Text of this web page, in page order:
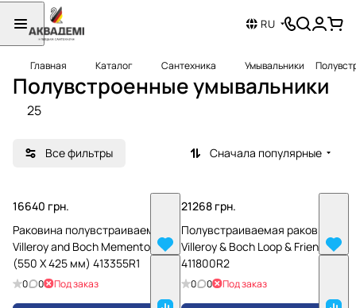
RU
Главная Каталог Сантехника Умывальники
Полувстроенные умывальники
25
Все фильтры Сначала популярные
16640 грн.
Раковина полувстраиваемая
Villeroy and Boch Memento
(550 Х 425 мм) 413355R1
0 0 Под заказ
21268 грн.
Полувстраиваемая раковина
Villeroy & Boch Loop & Friends
411800R2
0 0 Под заказ